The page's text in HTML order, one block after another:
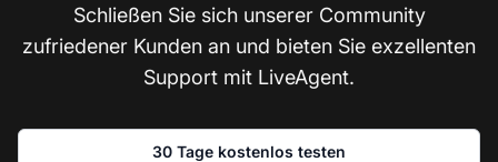
Schließen Sie sich unserer Community
zufriedener Kunden an und bieten Sie exzellenten
Support mit LiveAgent.
30 Tage kostenlos testen